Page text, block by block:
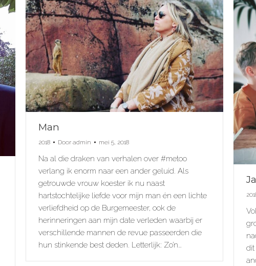
Man
2018 Door admin mei 5, 2018
Na al die draken van verhalen over #metoo
verlang ik enorm naar een ander geluid. Als
getrouwde vrouw koester ik nu naast
hartstochtelijke liefde voor mijn man én een lichte
verliefdheid op de Burgemeester, ook de
herinneringen aan mijn date verleden waarbij er
verschillende mannen de revue passeerden die
hun stinkende best deden. Letterlijk: Zo’n…
dit